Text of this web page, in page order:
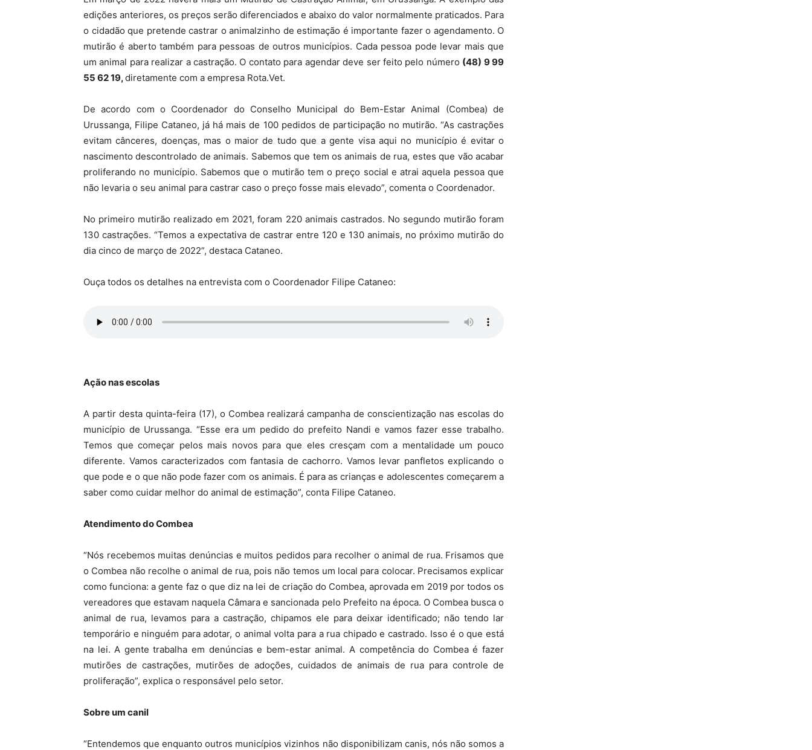
MHZ
edições anteriores, os preços serão diferenciados e abaixo do valor normalmente praticados. Para
o cidadão que pretende castrar o animalzinho de estimação é importante fazer o agendamento. O
mutirão é aberto também para pessoas de outros municípios. Cada pessoa pode levar mais que
um animal para realizar a castração. O contato para agendar deve ser feito pelo número (48) 9 99
55 62 19,diretamente com a empresa Rota.Vet.
De acordo com o Coordenador do Conselho Municipal do Bem-Estar Animal (Combea) de
Urussanga, Filipe Cataneo, já há mais de 100 pedidos de participação no mutirão. “As castrações
evitam cânceres, doenças, mas o maior de tudo que a gente visa aqui no município é evitar o
nascimento descontrolado de animais. Sabemos que tem os animais de rua, estes que vão acabar
proliferando no município. Sabemos que o mutirão tem o preço social e atrai aquela pessoa que
não levaria o seu animal para castrar caso o preço fosse mais elevado”, comenta o Coordenador.
No primeiro mutirão realizado em 2021, foram 220 animais castrados. No segundo mutirão foram
130 castrações. “Temos a expectativa de castrar entre 120 e 130 animais, no próximo mutirão do
dia cinco de março de 2022”, destaca Cataneo.
Ouça todos os detalhes na entrevista com o Coordenador Filipe Cataneo:
Ação nas escolas
A partir desta quinta-feira (17), o Combea realizará campanha de conscientização nas escolas do
município de Urussanga. “Esse era um pedido do prefeito Nandi e vamos fazer esse trabalho.
Temos que começar pelos mais novos para que eles cresçam com a mentalidade um pouco
diferente. Vamos caracterizados com fantasia de cachorro. Vamos levar panfletos explicando o
que pode e o que não pode fazer com os animais. É para as crianças e adolescentes começarem a
saber como cuidar melhor do animal de estimação”, conta Filipe Cataneo.
Atendimento do Combea
“Nós recebemos muitas denúncias e muitos pedidos para recolher o animal de rua. Frisamos que
o Combea não recolhe o animal de rua, pois não temos um local para colocar. Precisamos explicar
como funciona: a gente faz o que diz na lei de criação do Combea, aprovada em 2019 por todos os
vereadores que estavam naquela Câmara e sancionada pelo Prefeito na época. O Combea busca o
animal de rua, levamos para a castração, chipamos ele para deixar identificado; não tendo lar
temporário e ninguém para adotar, o animal volta para a rua chipado e castrado. Isso é o que está
na lei. A gente trabalha em denúncias e bem-estar animal. A competência do Combea é fazer
mutirões de castrações, mutirões de adoções, cuidados de animais de rua para controle de
proliferação”, explica o responsável pelo setor.
Sobre um canil
“Entendemos que enquanto outros municípios vizinhos não disponibilizam canis, nós não somos a